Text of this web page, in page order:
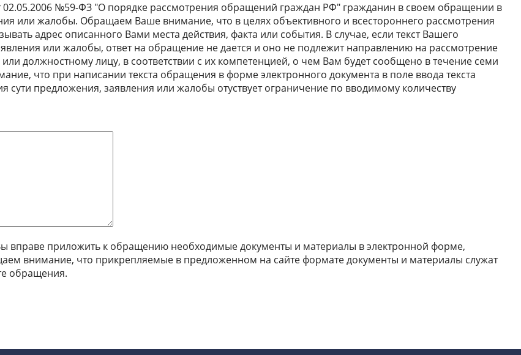
02.05.2006 №59-ФЗ "О порядке рассмотрения обращений граждан РФ" гражданин в своем обращении в
или жалобы. Обращаем Ваше внимание, что в целях объективного и всестороннего рассмотрения
адрес описанного Вами места действия, факта или события. В случае, если текст Вашего
или жалобы, ответ на обращение не дается и оно не подлежит направлению на рассмотрение
должностному лицу, в соответствии с их компетенцией, о чем Вам будет сообщено в течение семи
что при написании текста обращения в форме электронного документа в поле ввода текста
предложения, заявления или жалобы отуствует ограничение по вводимому количеству
вправе приложить к обращению необходимые документы и материалы в электронной форме,
внимание, что прикрепляемые в предложенном на сайте формате документы и материалы служат
обращения.